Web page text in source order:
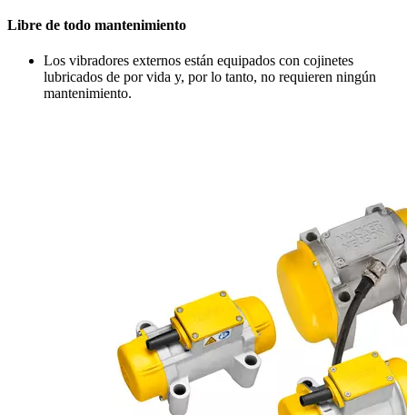
Libre de todo mantenimiento
Los vibradores externos están equipados con cojinetes
lubricados de por vida y, por lo tanto, no requieren ningún
mantenimiento.